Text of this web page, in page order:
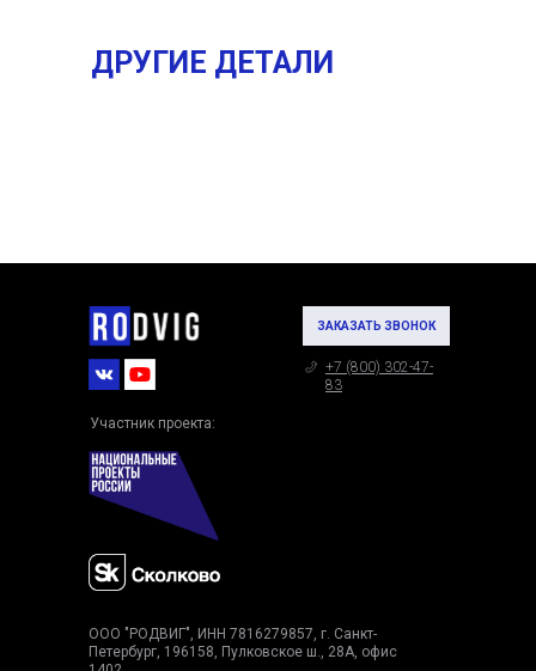
ДРУГИЕ ДЕТАЛИ
ЗАКАЗАТЬ ЗВОНОК
ООО "РОДВИГ", ИНН 7816279857, г. Санкт-
Петербург, 196158, Пулковское ш., 28А, офис
Участник проекта:
+7 (800) 302-47-
83